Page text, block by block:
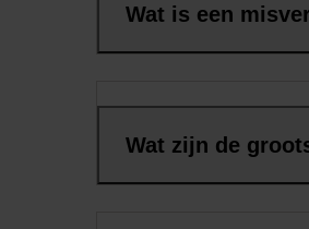
Wat is een
Wat zijn de